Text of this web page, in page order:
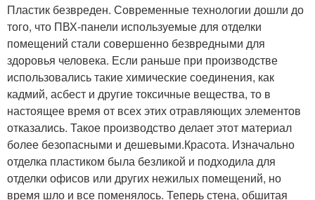
Пластик безвреден. Современные технологии дошли до
того, что ПВХ-панели используемые для отделки
помещений стали совершенно безвредными для
здоровья человека. Если раньше при производстве
использовались такие химические соединения, как
кадмий, асбест и другие токсичные вещества, то в
настоящее время от всех этих отравляющих элементов
отказались. Такое производство делает этот материал
более безопасными и дешевыми.Красота. Изначально
отделка пластиком была безликой и подходила для
отделки офисов или других нежилых помещений, но
время шло и все поменялось. Теперь стена, обшитая